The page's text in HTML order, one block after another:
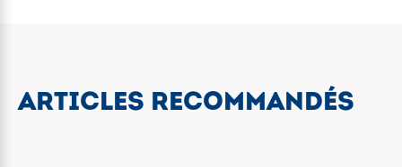
ARTICLES RECOMMANDÉS